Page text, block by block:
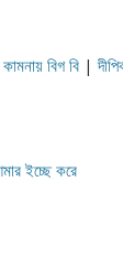
বিগ বি|
ইচ্ছে করে